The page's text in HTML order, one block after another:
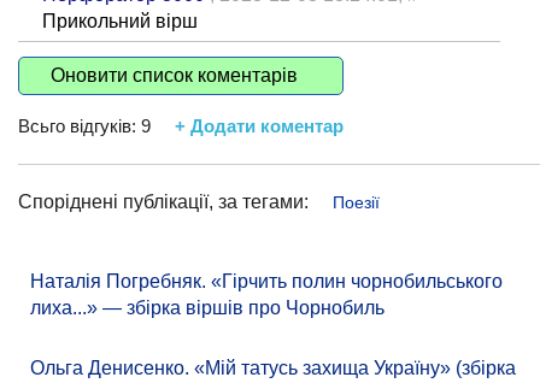
Прикольний вірш
Оновити список коментарів
Всьго відгуків: 9 + Додати коментар
Споріднені публікації, за тегами: Поезії
Наталія Погребняк. «Гірчить полин чорнобильського
лиха...» — збірка віршів про Чорнобиль
Ольга Денисенко. «Мій татусь захища Україну» (збірка